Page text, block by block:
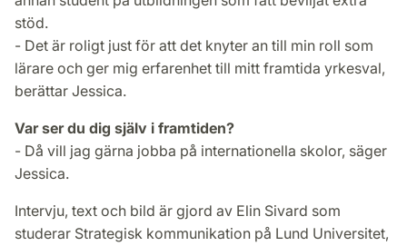
stöd.
- Det är roligt just för att det knyter an till min roll som
lärare och ger mig erfarenhet till mitt framtida yrkesval,
berättar Jessica.
Var ser du dig själv i framtiden?
- Då vill jag gärna jobba på internationella skolor, säger
Jessica.
Intervju, text och bild är gjord av Elin Sivard som
studerar Strategisk kommunikation på Lund Universitet,